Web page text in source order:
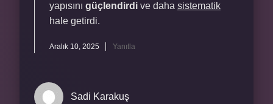
yapısını güçlendirdi ve daha sistematik
hale getirdi.
Aralık 10, 2025 Yanıtla
Sadi Karakuş